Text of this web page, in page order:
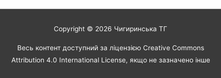
Copyright © 2026 Чигиринська ТГ
Весь контент доступний за ліцензією Creative Commons
Attribution 4.0 International License, якщо не зазначено інше